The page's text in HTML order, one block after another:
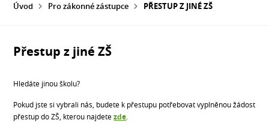
Úvod Pro zákonné zástupce PŘESTUP Z JINÉ ZŠ
Přestup z jiné ZŠ
Hledáte jinou školu?
Pokud jste si vybrali nás, budete k přestupu potřebovat vyplněnou žádost
přestup do ZŠ, kterou najdetezde